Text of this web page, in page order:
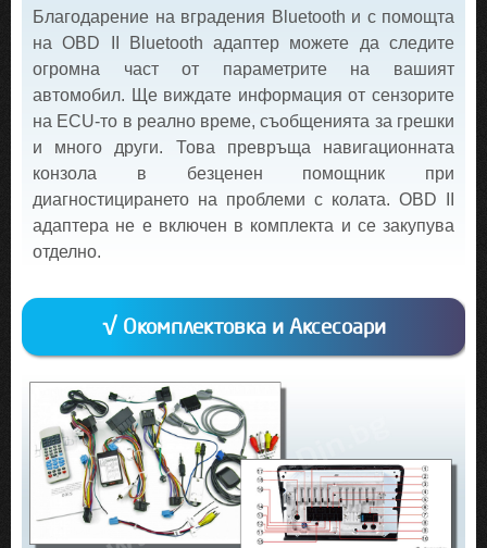
Благодарение на вградения Bluetooth и с помощта
на OBD II Bluetooth адаптер можете да следите
огромна част от параметрите на вашият
автомобил. Ще виждате информация от сензорите
на ECU-то в реално време, съобщенията за грешки
и много други. Това превръща навигационната
конзола в безценен помощник при
диагностицирането на проблеми с колата. OBD II
адаптера не е включен в комплекта и се закупува
отделно.
√ Окомплектовка и Аксесоари